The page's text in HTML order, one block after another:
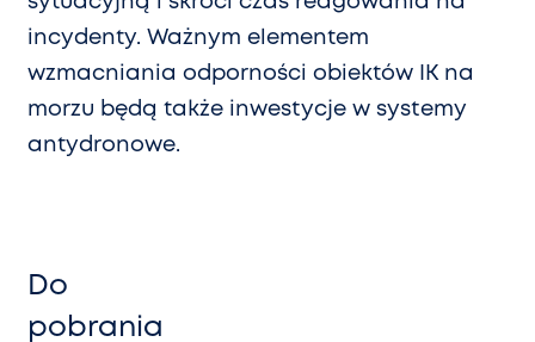
incydenty. Ważnym elementem
wzmacniania odporności obiektów IK na
morzu będą także inwestycje w systemy
antydronowe.
Do
pobrania